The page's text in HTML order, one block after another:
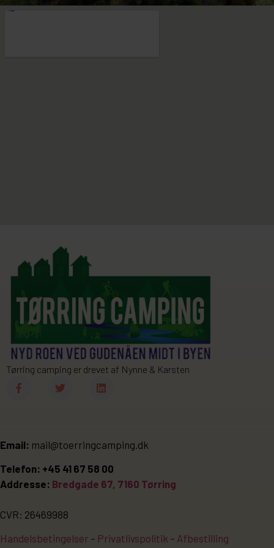
Tørring camping er drevet af Nynne & Karsten
Email: mail@toerringcamping.dk
Telefon: +45 41 67 58 00
Addresse: Bredgade 67, 7160 Tørring
CVR: 26469988
Handelsbetingelser – Privatlivspolitik – Afbestilling